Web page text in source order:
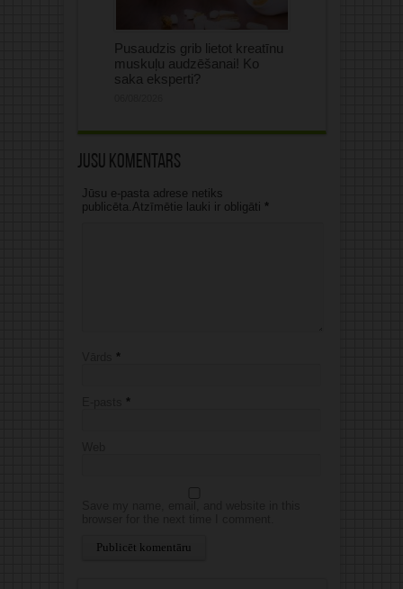
Pusaudzis grib lietot kreatīnu
muskuļu audzēšanai! Ko
saka eksperti?
Jūsu komentārs
Jūsu e-pasta adrese netiks
publicēta.Atzīmētie lauki ir obligāti *
*
*